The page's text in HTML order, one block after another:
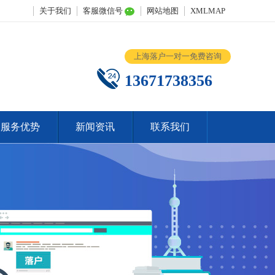
关于我们 客服微信号 网站地图 XMLMAP
上海落户一对一免费咨询
13671738356
服务优势 新闻资讯 联系我们